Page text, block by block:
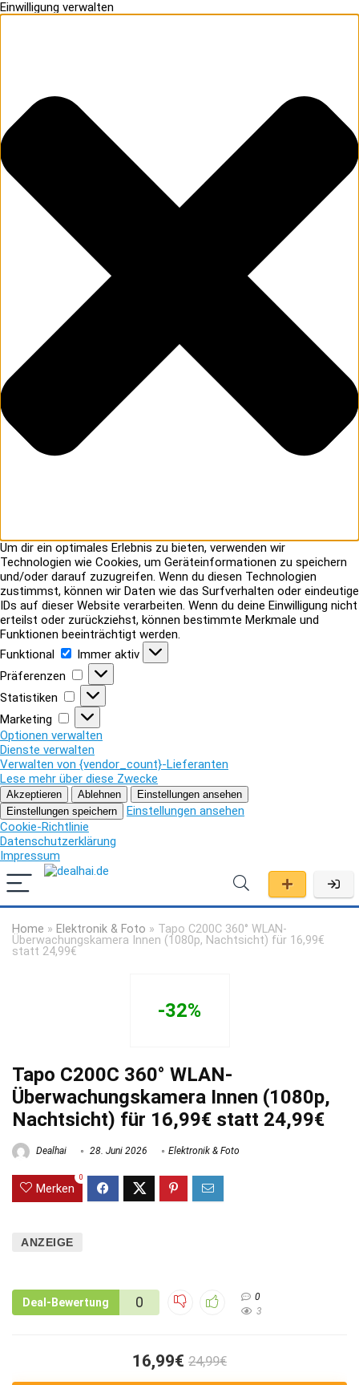
Einwilligung verwalten
Um dir ein optimales Erlebnis zu bieten, verwenden wir
Technologien wie Cookies, um Geräteinformationen zu speichern
und/oder darauf zuzugreifen. Wenn du diesen Technologien
zustimmst, können wir Daten wie das Surfverhalten oder eindeutige
IDs auf dieser Website verarbeiten. Wenn du deine Einwilligung nicht
erteilst oder zurückziehst, können bestimmte Merkmale und
Funktionen beeinträchtigt werden.
Funktional
Funktional
Immer aktiv
Präferenzen
Präferenzen
Statistiken
Statistiken
Marketing
Marketing
Optionen verwalten
Dienste verwalten
Verwalten von {vendor_count}-Lieferanten
Lese mehr über diese Zwecke
Akzeptieren Ablehnen
Einstellungen ansehen
Einstellungen speichern
Einstellungen ansehen
Cookie-Richtlinie
Datenschutzerklärung
Impressum
Home » Elektronik & Foto » Tapo C200C 360° WLAN-
Überwachungskamera Innen (1080p, Nachtsicht) für 16,99€
statt 24,99€
-32%
Tapo C200C 360° WLAN-
Überwachungskamera Innen (1080p,
Nachtsicht) für 16,99€ statt 24,99€
Dealhai 28. Juni 2026 Elektronik & Foto
Merken
0
ANZEIGE
Deal-Bewertung 0
0
3
16,99€ 24,99€